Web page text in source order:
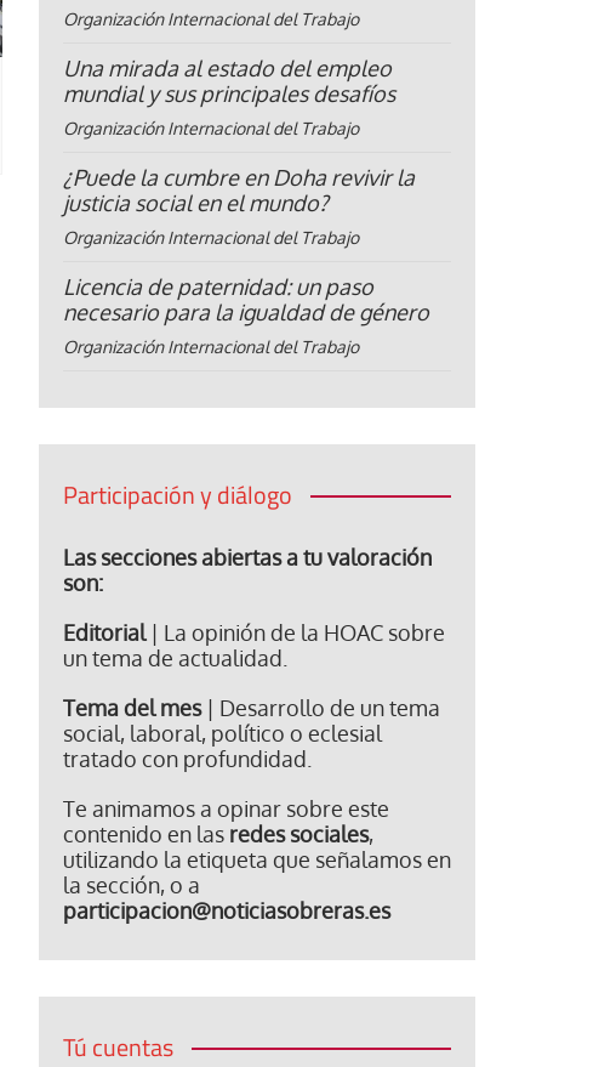
Organización Internacional del Trabajo
Una mirada al estado del empleo
mundial y sus principales desafíos
Organización Internacional del Trabajo
¿Puede la cumbre en Doha revivir la
justicia social en el mundo?
Organización Internacional del Trabajo
Licencia de paternidad: un paso
necesario para la igualdad de género
Organización Internacional del Trabajo
Participación y diálogo
Las secciones abiertas a tu valoración
son:
Editorial| La opinión de la HOAC sobre
un tema de actualidad.
Tema del mes| Desarrollo de un tema
social, laboral, político o eclesial
tratado con profundidad.
Te animamos a opinar sobre este
contenido en las redes sociales,
utilizando la etiqueta que señalamos en
la sección, o a
participacion@noticiasobreras.es
Tú cuentas